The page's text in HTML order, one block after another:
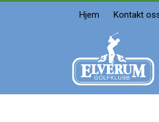
Hjem Kontakt
Elverum
golfklubb
Velkommen